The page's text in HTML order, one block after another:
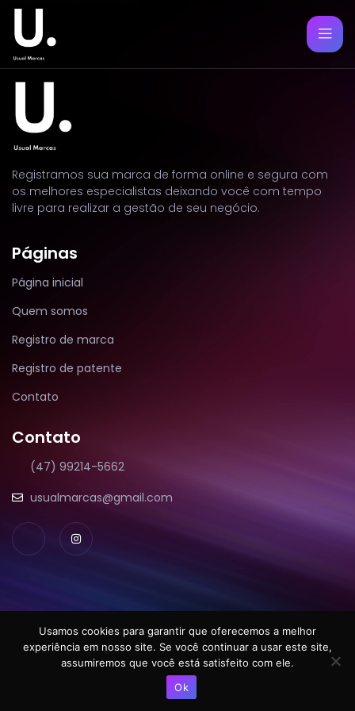
Registramos sua marca de forma online e segura com
os melhores especialistas deixando você com tempo
livre para realizar a gestão de seu negócio.
Páginas
Página inicial
Quem somos
Registro de marca
Registro de patente
Contato
Contato
(47) 99214-5662
usualmarcas@gmail.com
Usual Marcas.
Copyright © 2022. Todos os direitos reservados.
Usamos cookies para garantir que oferecemos a melhor
experiência em nosso site. Se você continuar a usar este site,
assumiremos que você está satisfeito com ele.
Ok